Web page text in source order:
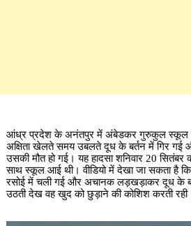
आंध्र प्रदेश के अनंतपुर में अंबेडकर गुरुकुल स्कूल की
अक्षिता खेलते समय उबलते दूध के बर्तन में गिर
उसकी मौत हो गई। यह हादसा शनिवार 20
साथ स्कूल आई थी। वीडियो में देखा जा सकता है कि
रसोई में चली गई और अचानक लड़खड़ाकर दूध के
उठती देख वह खुद को छुड़ाने की कोशिश करती